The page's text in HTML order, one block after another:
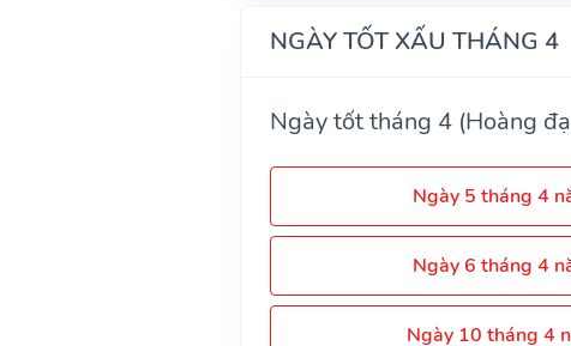
NGÀY TỐT XẤU THÁNG 4
Ngày tốt tháng 4 (Hoàng
Ngày 5 tháng 4
Ngày 6 tháng 4
Ngày 10 tháng 4